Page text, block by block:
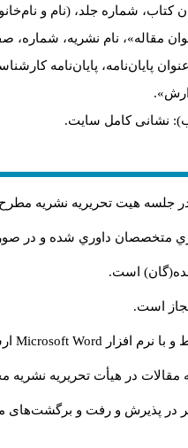
کتاب، شماره جلد، (نام و
مقاله»، نام نشریه، شماره،
پایان‌نامه، پایان‌نامه
نشانی کامل سایت.
در جلسه هيت تحريريه نشريه
متخصصان داوري شده و در
است.
است.
با نرم افزار Microsoft Word
در هیأت تحریریه نشریه
در پذیرش و رفت و برگشت‌‌های